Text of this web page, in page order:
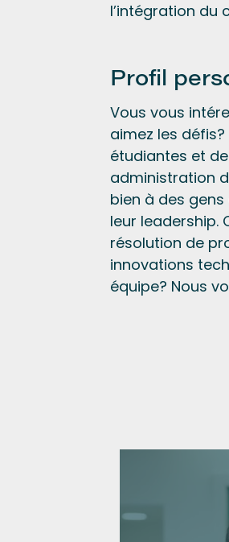
l’intégration du
Profil
Vous vous
aimez les
étudiantes et
administration
bien à des
leur leadership.
résolution de
innovations
équipe? Nous